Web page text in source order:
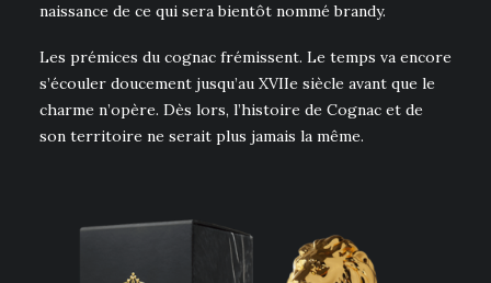
naissance de ce qui sera bientôt nommé brandy.
Les prémices du cognac frémissent. Le temps va encore
s’écouler doucement jusqu’au XVIIe siècle avant que le
charme n’opère. Dès lors, l’histoire de Cognac et de
son territoire ne serait plus jamais la même.